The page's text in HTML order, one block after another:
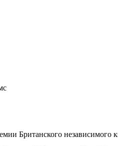
Британского независимого